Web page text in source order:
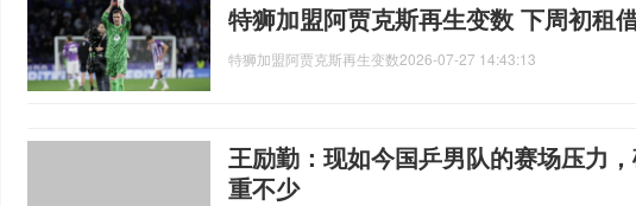
特狮加盟阿贾克斯再生变数 下周初租
特狮加盟阿贾克斯再生变数2026-07-27 14:43:13
王励勤：现如今国乒男队的赛场压力
重不少